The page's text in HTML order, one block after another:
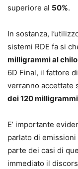
superiore al 50%.
In sostanza,
sistemi RDE fa si
milligrammi al
6D Final, il fattore
verranno accettate
dei 120
E’ importante
parlato di
parte dei casi di
immediato il